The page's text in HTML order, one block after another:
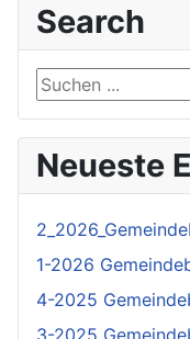
Search
Suchen ...
Neueste
1-2026
4-2025
3-2025